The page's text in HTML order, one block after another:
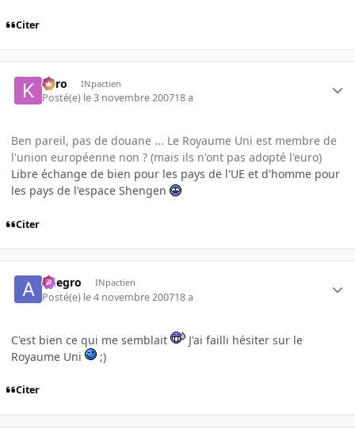
Citer
kyro INpactien
Posté(e) le 3 novembre 200718 a
Ben pareil, pas de douane ... Le Royaume Uni est membre de
l'union européenne non ? (mais ils n'ont pas adopté l'euro)
Libre échange de bien pour les pays de l'UE et d'homme pour
les pays de l'espace Shengen
Citer
Allegro INpactien
Posté(e) le 4 novembre 200718 a
C'est bien ce qui me semblait
J'ai failli hésiter sur le
Royaume Uni
;)
Citer